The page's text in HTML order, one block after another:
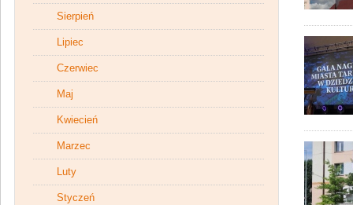
Sierpień
Lipiec
Czerwiec
Maj
Kwiecień
Marzec
Luty
Styczeń